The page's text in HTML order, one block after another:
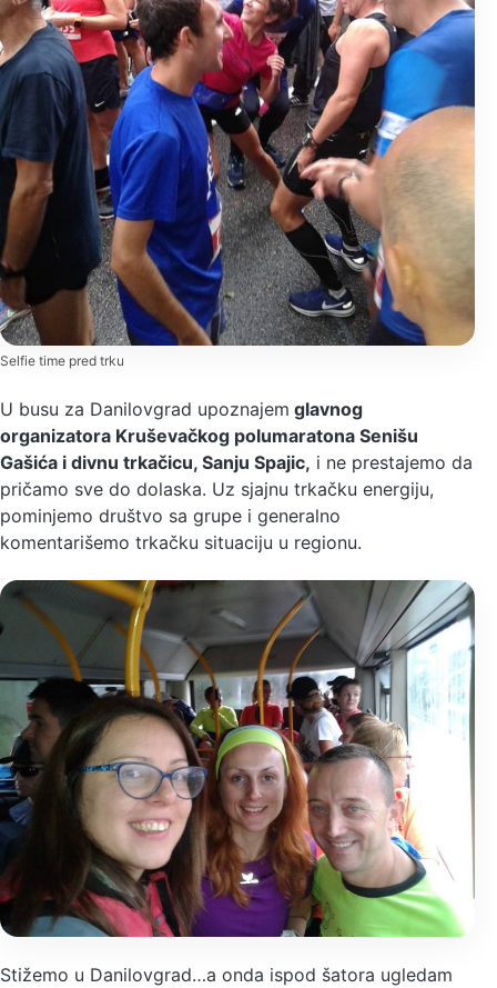
Selfie time pred trku
U busu za Danilovgrad upoznajem glavnog
organizatora Kruševačkog polumaratona Senišu
Gašića i divnu trkačicu, Sanju Spajic, i ne prestajemo da
pričamo sve do dolaska. Uz sjajnu trkačku energiju,
pominjemo društvo sa grupe i generalno
komentarišemo trkačku situaciju u regionu.
Stižemo u Danilovgrad…a onda ispod šatora ugledam